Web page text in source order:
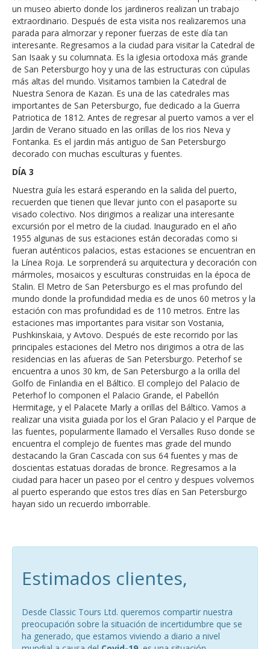
un museo abierto donde los jardineros realizan un trabajo
extraordinario. Después de esta visita nos realizaremos una
parada para almorzar y reponer fuerzas de este día tan
interesante. Regresamos a la ciudad para visitar la Catedral de
San Isaak y su columnata. Es la iglesia ortodoxa más grande
de San Petersburgo hoy y una de las estructuras con cúpulas
más altas del mundo. Visitamos tambien la Catedral de
Nuestra Senora de Kazan. Es una de las catedrales mas
importantes de San Petersburgo, fue dedicado a la Guerra
Patriotica de 1812. Antes de regresar al puerto vamos a ver el
Jardin de Verano situado en las orillas de los rios Neva y
Fontanka. Es el jardin más antiguo de San Petersburgo
decorado con muchas esculturas y fuentes.
DÍA 3
Nuestra guía les estará esperando en la salida del puerto,
recuerden que tienen que llevar junto con el pasaporte su
visado colectivo. Nos dirigimos a realizar una interesante
excursión por el metro de la ciudad. Inaugurado en el año
1955 algunas de sus estaciones están decoradas como si
fueran auténticos palacios, estas estaciones se encuentran en
la Línea Roja. Le sorprenderá su arquitectura y decoración con
mármoles, mosaicos y esculturas construidas en la época de
Stalin. El Metro de San Petersburgo es el mas profundo del
mundo donde la profundidad media es de unos 60 metros y la
estación con mas profundidad es de 110 metros. Entre las
estaciones mas importantes para visitar son Vostania,
Pushkinskaia, y Avtovo. Después de este recorrido por las
principales estaciones del Metro nos dirigimos a otra de las
residencias en las afueras de San Petersburgo. Peterhof se
encuentra a unos 30 km, de San Petersburgo a la orilla del
Golfo de Finlandia en el Báltico. El complejo del Palacio de
Peterhof lo componen el Palacio Grande, el Pabellón
Hermitage, y el Palacete Marly a orillas del Báltico. Vamos a
realizar una visita guiada por los el Gran Palacio y el Parque de
las fuentes, popularmente llamado el Versalles Ruso donde se
encuentra el complejo de fuentes mas grade del mundo
destacando la Gran Cascada con sus 64 fuentes y mas de
doscientas estatuas doradas de bronce. Regresamos a la
ciudad para hacer un paseo por el centro y despues volvemos
al puerto esperando que estos tres días en San Petersburgo
hayan sido un recuerdo imborrable.
Estimados clientes,
Desde Classic Tours Ltd. queremos compartir nuestra
preocupación sobre la situación de incertidumbre que se
ha generado, que estamos viviendo a diario a nivel